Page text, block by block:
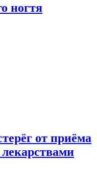
ногтя
от приёма